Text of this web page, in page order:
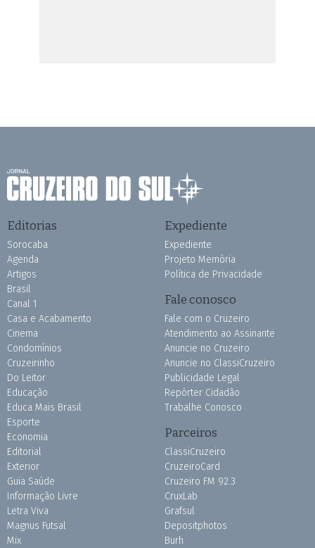
Editorias
Sorocaba
Agenda
Artigos
Brasil
Canal 1
Casa e Acabamento
Cinema
Condomínios
Cruzeirinho
Do Leitor
Educação
Educa Mais Brasil
Esporte
Economia
Editorial
Exterior
Guia Saúde
Informação Livre
Letra Viva
Magnus Futsal
Mix
Expediente
Expediente
Projeto Memória
Política de Privacidade
Fale conosco
Fale com o Cruzeiro
Atendimento ao Assinante
Anuncie no Cruzeiro
Anuncie no ClassiCruzeiro
Publicidade Legal
Repórter Cidadão
Trabalhe Conosco
Parceiros
ClassiCruzeiro
CruzeiroCard
Cruzeiro FM 92.3
CruxLab
Grafsul
Depositphotos
Burh